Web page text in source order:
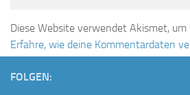
Diese Website verwendet Akismet, um
Erfahre, wie deine Kommentardaten
FOLGEN: